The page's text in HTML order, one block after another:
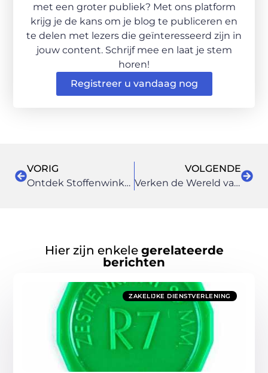
met een groter publiek? Met ons platform
krijg je de kans om je blog te publiceren en
te delen met lezers die geïnteresseerd zijn in
jouw content. Schrijf mee en laat je stem
horen!
Registreer u vandaag nog
VORIG
Ontdek Stoffenwinkel in IJmuiden – Een Paradijs voor Stoffenliefhebbers
VOLGENDE
Verken de Wereld van Thuiszorg in Purmerend
Hier zijn enkele gerelateerde
berichten
ZAKELIJKE DIENSTVERLENING